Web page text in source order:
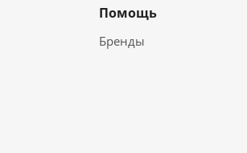
Помощь
Бренды